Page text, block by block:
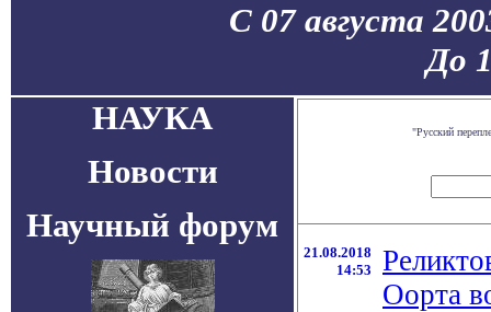
С 07 августа
До
НАУКА
Новости
Научный форум
"Русский
21.08.2018
14:53
Оорта